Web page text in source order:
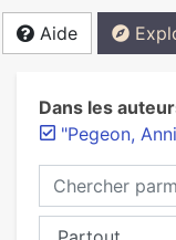
Aide
Dans les
"Pegeon,
Chercher
Chercher dans...